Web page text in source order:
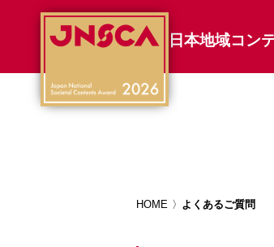
日本地域コン
HOME よくあるご質問